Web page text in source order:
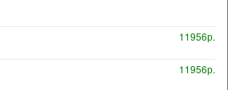
11956р.
11956р.